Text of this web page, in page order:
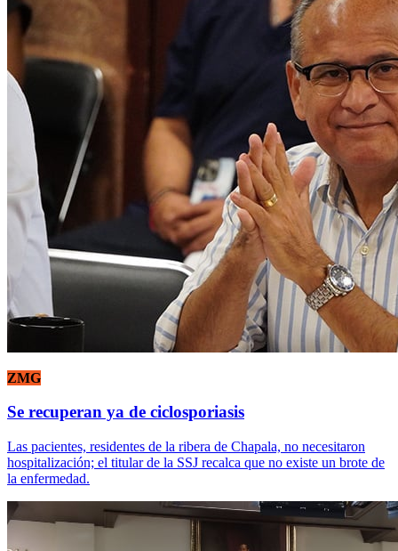
ZMG
Se recuperan ya de ciclosporiasis
Las pacientes, residentes de la ribera de Chapala, no necesitaron
hospitalización; el titular de la SSJ recalca que no existe un brote de
la enfermedad.